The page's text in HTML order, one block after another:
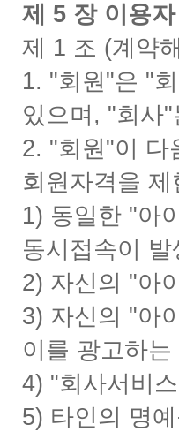
제 5 장 이용
제
1 조 (계약
1. "회원"은 "
있으며 , "회사"
2. "회원"이 다
회원자격을
1) 동일한 "아
동시접속이
2) 자신의 "아
3) 자신의 "아
이를 광고하는
4) "회사서비스
5) 타인의 명